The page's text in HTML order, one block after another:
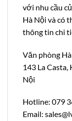
với nhu cầu
Hà Nội và có
thông tin chi
Văn phòng
143 La Casta,
Nội
Hotline: 079
Email: